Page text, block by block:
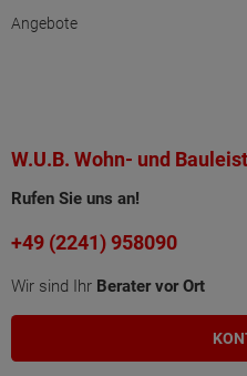
Angebote
W.U.B. Wohn- und
Rufen Sie uns an!
+49 (2241) 958090
Wir sind Ihr Berater vor Ort